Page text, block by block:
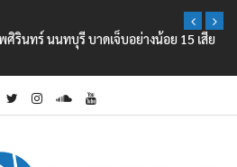
ศิรินทร์ นนทบุรี บาดเจ็บอย่างน้อย 15 เสีย